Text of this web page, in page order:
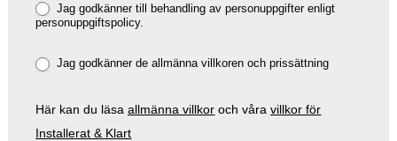
Jag godkänner till behandling av personuppgifter enligt
personuppgiftspolicy.
Jag godkänner de allmänna villkoren och prissättning
Här kan du läsaallmänna villkor och våravillkor för
Installerat & Klart